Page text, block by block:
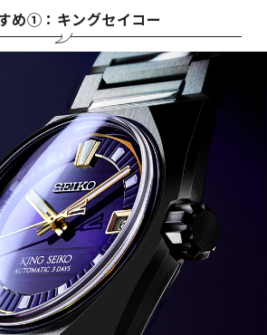
め①：キングセイコー